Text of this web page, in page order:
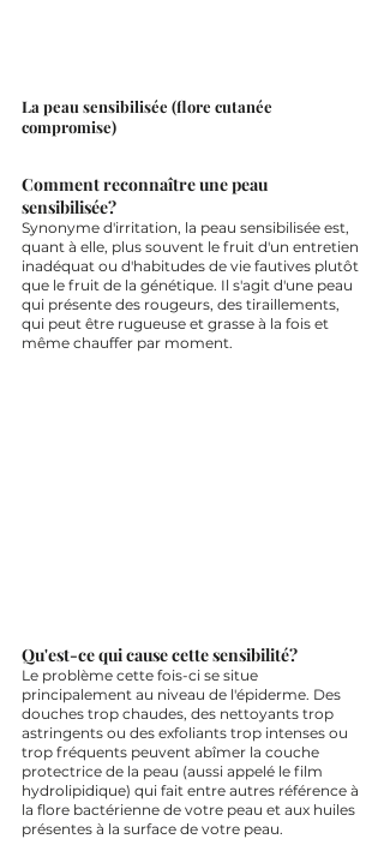
La peau sensibilisée (flore cutanée
compromise)
Comment reconnaître une peau
sensibilisée?
Synonyme d'irritation, la peau sensibilisée est,
quant à elle, plus souvent le fruit d'un entretien
inadéquat ou d'habitudes de vie fautives plutôt
que le fruit de la génétique. Il s'agit d'une peau
qui présente des rougeurs, des tiraillements,
qui peut être rugueuse et grasse à la fois et
même chauffer par moment.
Qu'est-ce qui cause cette sensibilité?
Le problème cette fois-ci se situe
principalement au niveau de l'épiderme. Des
douches trop chaudes, des nettoyants trop
astringents ou des exfoliants trop intenses ou
trop fréquents peuvent abîmer la couche
protectrice de la peau (aussi appelé le film
hydrolipidique) qui fait entre autres référence à
la flore bactérienne de votre peau et aux huiles
présentes à la surface de votre peau.